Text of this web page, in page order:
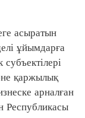
асыратын
ұйымдарға
қаржылық
арналған
Республикасы